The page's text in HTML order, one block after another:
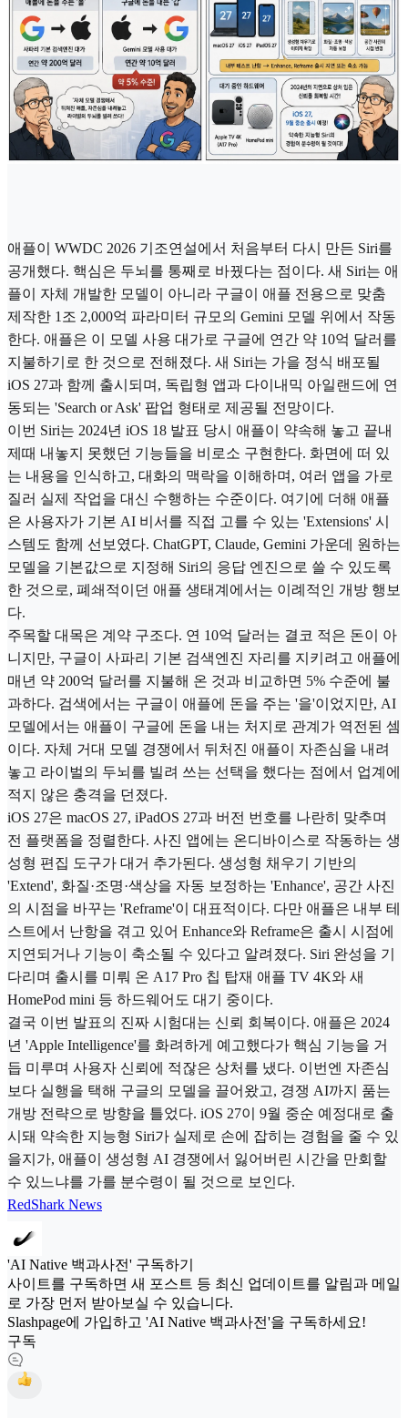
애플이 WWDC 2026 기조연설에서 처음부터 다시 만든 Siri를
공개했다. 핵심은 두뇌를 통째로 바꿨다는 점이다. 새 Siri는 애
플이 자체 개발한 모델이 아니라 구글이 애플 전용으로 맞춤
제작한 1조 2,000억 파라미터 규모의 Gemini 모델 위에서 작동
한다. 애플은 이 모델 사용 대가로 구글에 연간 약 10억 달러를
지불하기로 한 것으로 전해졌다. 새 Siri는 가을 정식 배포될
iOS 27과 함께 출시되며, 독립형 앱과 다이내믹 아일랜드에 연
동되는 'Search or Ask' 팝업 형태로 제공될 전망이다.
이번 Siri는 2024년 iOS 18 발표 당시 애플이 약속해 놓고 끝내
제때 내놓지 못했던 기능들을 비로소 구현한다. 화면에 떠 있
는 내용을 인식하고, 대화의 맥락을 이해하며, 여러 앱을 가로
질러 실제 작업을 대신 수행하는 수준이다. 여기에 더해 애플
은 사용자가 기본 AI 비서를 직접 고를 수 있는 'Extensions' 시
스템도 함께 선보였다. ChatGPT, Claude, Gemini 가운데 원하는
모델을 기본값으로 지정해 Siri의 응답 엔진으로 쓸 수 있도록
한 것으로, 폐쇄적이던 애플 생태계에서는 이례적인 개방 행보
다.
주목할 대목은 계약 구조다. 연 10억 달러는 결코 적은 돈이 아
니지만, 구글이 사파리 기본 검색엔진 자리를 지키려고 애플에
매년 약 200억 달러를 지불해 온 것과 비교하면 5% 수준에 불
과하다. 검색에서는 구글이 애플에 돈을 주는 '을'이었지만, AI
모델에서는 애플이 구글에 돈을 내는 처지로 관계가 역전된 셈
이다. 자체 거대 모델 경쟁에서 뒤처진 애플이 자존심을 내려
놓고 라이벌의 두뇌를 빌려 쓰는 선택을 했다는 점에서 업계에
적지 않은 충격을 던졌다.
iOS 27은 macOS 27, iPadOS 27과 버전 번호를 나란히 맞추며
전 플랫폼을 정렬한다. 사진 앱에는 온디바이스로 작동하는 생
성형 편집 도구가 대거 추가된다. 생성형 채우기 기반의
'Extend', 화질·조명·색상을 자동 보정하는 'Enhance', 공간 사진
의 시점을 바꾸는 'Reframe'이 대표적이다. 다만 애플은 내부 테
스트에서 난항을 겪고 있어 Enhance와 Reframe은 출시 시점에
지연되거나 기능이 축소될 수 있다고 알려졌다. Siri 완성을 기
다리며 출시를 미뤄 온 A17 Pro 칩 탑재 애플 TV 4K와 새
HomePod mini 등 하드웨어도 대기 중이다.
결국 이번 발표의 진짜 시험대는 신뢰 회복이다. 애플은 2024
년 'Apple Intelligence'를 화려하게 예고했다가 핵심 기능을 거
듭 미루며 사용자 신뢰에 적잖은 상처를 냈다. 이번엔 자존심
보다 실행을 택해 구글의 모델을 끌어왔고, 경쟁 AI까지 품는
개방 전략으로 방향을 틀었다. iOS 27이 9월 중순 예정대로 출
시돼 약속한 지능형 Siri가 실제로 손에 잡히는 경험을 줄 수 있
을지가, 애플이 생성형 AI 경쟁에서 잃어버린 시간을 만회할
수 있느냐를 가를 분수령이 될 것으로 보인다.
RedShark News
'AI Native 백과사전' 구독하기
사이트를 구독하면 새 포스트 등 최신 업데이트를 알림과 메일
로 가장 먼저 받아보실 수 있습니다.
Slashpage에 가입하고 'AI Native 백과사전'을 구독하세요!
구독